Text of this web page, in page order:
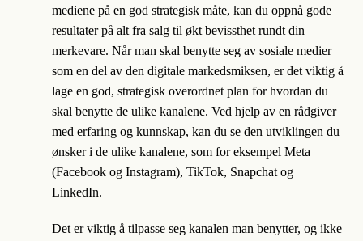
mediene på en god strategisk måte, kan du oppnå gode
resultater på alt fra salg til økt bevissthet rundt din
merkevare. Når man skal benytte seg av sosiale medier
som en del av den digitale markedsmiksen, er det viktig å
lage en god, strategisk overordnet plan for hvordan du
skal benytte de ulike kanalene. Ved hjelp av en rådgiver
med erfaring og kunnskap, kan du se den utviklingen du
ønsker i de ulike kanalene, som for eksempel Meta
(Facebook og Instagram), TikTok, Snapchat og
LinkedIn.
Det er viktig å tilpasse seg kanalen man benytter, og ikke